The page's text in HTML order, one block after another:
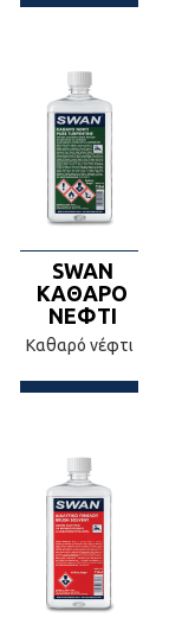
SWAN
ΚΑΘΑΡΟ
ΝΕΦΤΙ
Καθαρό νέφτι